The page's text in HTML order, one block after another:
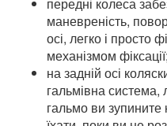
маневреність,
осі, легко і просто
механізмом фіксації;
на задній осі
гальмівна
гальмо ви